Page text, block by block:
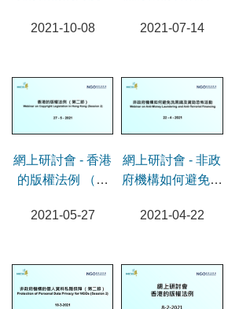
2021-10-08
2021-07-14
網上研討會 - 香港
的版權法例 （第
2021-05-27
網上研討會 - 非政
府機構如何避免洗
動
2021-04-22